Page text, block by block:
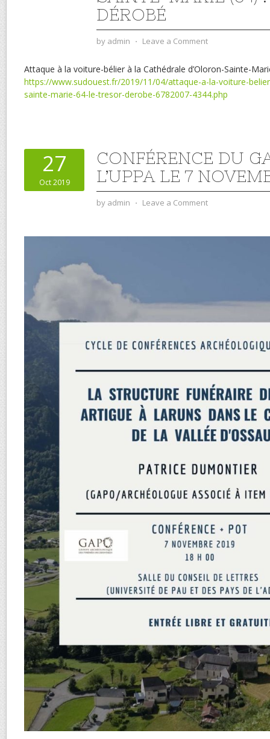
DÉROBÉ
by admin ⋅ Leave a Comment
Attaque à la voiture-bélier à la Cathédrale d’Oloron-Sainte-
https://www.sudouest.fr/2019/11/04/attaque-a-la-voiture-
sainte-marie-64-le-tresor-derobe-6782007-4344.php
27
Oct 2019
CONFÉRENCE DU
L’UPPA LE 7
by admin ⋅ Leave a Comment